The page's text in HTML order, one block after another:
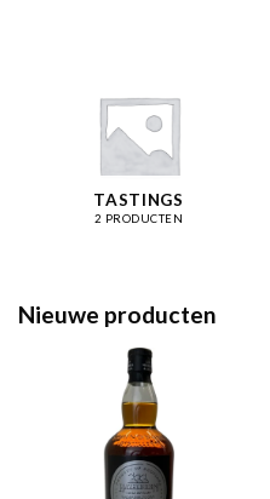
TASTINGS
2 PRODUCTEN
Nieuwe producten